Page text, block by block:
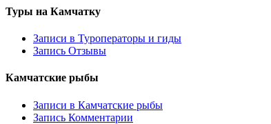
Туры на Камчатку
Записи в Туроператоры и гиды
Запись Отзывы
Камчатские рыбы
Записи в Камчатские рыбы
Запись Комментарии